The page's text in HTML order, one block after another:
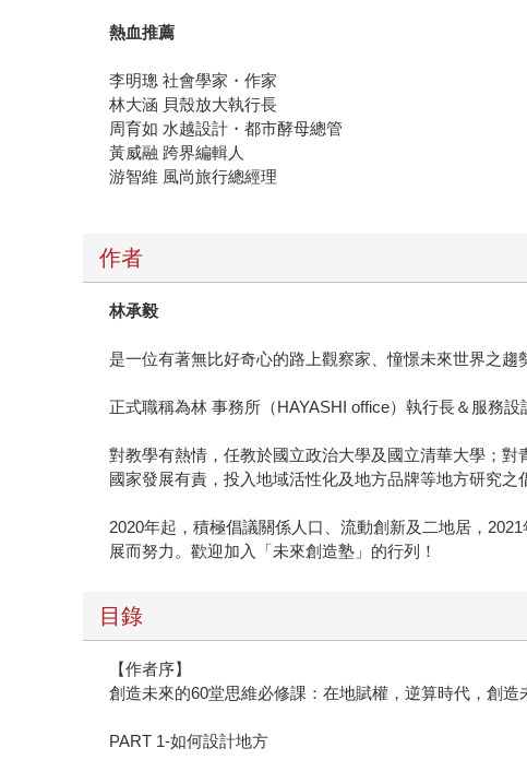
熱血推薦
李明璁 社會學家・作家
林大涵 貝殼放大執行長
周育如 水越設計・都市酵母總管
黃威融 跨界編輯人
游智維 風尚旅行總經理
作者
林承毅
是一位有著無比好奇心的路上觀察家、憧憬未來世界之
正式職稱為林 事務所（HAYASHI office）執行長＆服務
對教學有熱情，任教於國立政治大學及國立清華大學；
國家發展有責，投入地域活性化及地方品牌等地方研究
2020年起，積極倡議關係人口、流動創新及二地居，
展而努力。歡迎加入「未來創造塾」的行列！
目錄
【作者序】
創造未來的60堂思維必修課：在地賦權，逆算時代，創造
PART 1-如何設計地方